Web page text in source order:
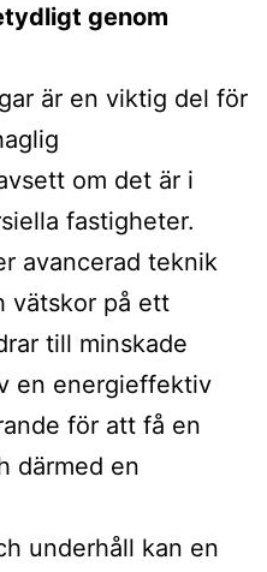
genom
är en viktig del för
om det är i
fastigheter.
avancerad teknik
vätskor på ett
till minskade
en energieffektiv
för att få en
därmed en
underhåll kan en